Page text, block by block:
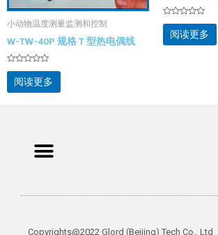
小动物温度测量监测和控制
W-TW-40P 规格 T 型热电偶线
评
分
&sol;
阅读更多
评
分
&sol;
阅读更多
Menu
Copyrights@2022 Glord (Beijing) Tech Co., Ltd